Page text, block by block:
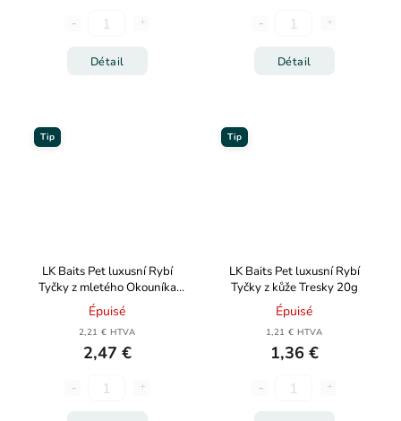
Détail Détail
Tip
LK Baits Pet luxusní Rybí
Tyčky z mletého Okouníka
60g
Épuisé
2,21 € HTVA
2,47 €
Tip
LK Baits Pet luxusní Rybí
Tyčky z kůže Tresky 20g
Épuisé
1,21 € HTVA
1,36 €